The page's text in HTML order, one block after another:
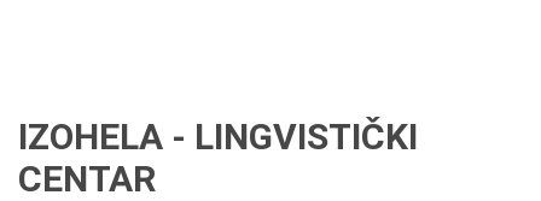
IZOHELA - LINGVISTIČKI
CENTAR